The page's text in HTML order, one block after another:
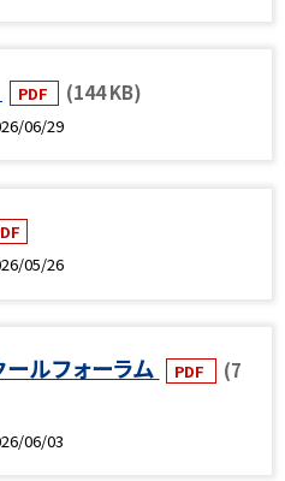
PDF (144 KB)
06/29
05/26
ルフォーラム PDF
(7
06/03